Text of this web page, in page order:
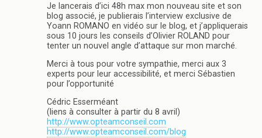
Je lancerais d’ici 48h max mon nouveau site et son
blog associé, je publierais l’interview exclusive de
Yoann ROMANO en vidéo sur le blog, et j’appliquerais
sous 10 jours les conseils d’Olivier ROLAND pour
tenter un nouvel angle d’attaque sur mon marché.
Merci à tous pour votre sympathie, merci aux 3
experts pour leur accessibilité, et merci Sébastien
pour l’opportunité
Cédric Esserméant
(liens à consulter à partir du 8 avril)
http://www.opteamconseil.com
http://www.opteamconseil.com/blog